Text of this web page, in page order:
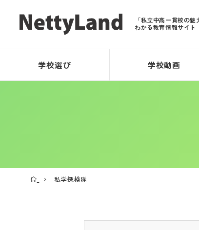
「私立中高一貫校の魅
わかる教育情報サイト
学校選び 学校動画
私学探検隊